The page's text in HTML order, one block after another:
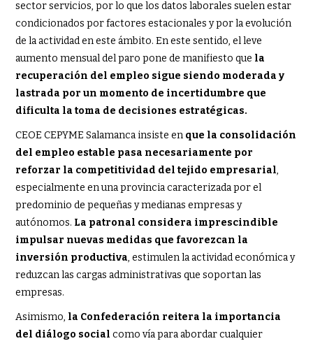
sector servicios, por lo que los datos laborales suelen estar
condicionados por factores estacionales y por la evolución
de la actividad en este ámbito. En este sentido, el leve
aumento mensual del paro pone de manifiesto que la
recuperación del empleo sigue siendo moderada y
lastrada por un momento de incertidumbre que
dificulta la toma de decisiones estratégicas.
CEOE CEPYME Salamanca insiste en que la consolidación
del empleo estable pasa necesariamente por
reforzar la competitividad del tejido empresarial,
especialmente en una provincia caracterizada por el
predominio de pequeñas y medianas empresas y
autónomos. La patronal considera imprescindible
impulsar nuevas medidas que favorezcan la
inversión productiva, estimulen la actividad económica y
reduzcan las cargas administrativas que soportan las
empresas.
Asimismo, la Confederación reitera la importancia
del diálogo social como vía para abordar cualquier